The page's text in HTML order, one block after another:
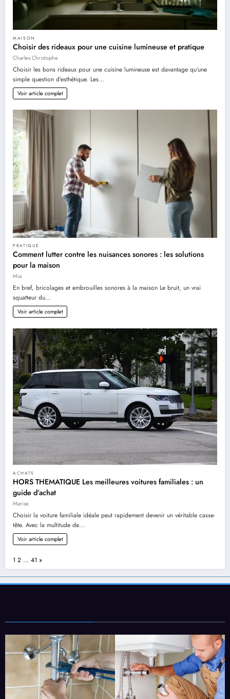
MAISON
Choisir des rideaux pour une cuisine lumineuse et pratique
Charles Christophe
Choisir les bons rideaux pour une cuisine lumineuse est davantage qu’une
simple question d’esthétique. Les…
Voir article complet
PRATIQUE
Comment lutter contre les nuisances sonores : les solutions
pour la maison
Mia
En bref, bricolages et embrouilles sonores à la maison Le bruit, un vrai
squatteur du…
Voir article complet
ACHATS
HORS THEMATIQUE Les meilleures voitures familiales : un
guide d’achat
Marise
Choisir la voiture familiale idéale peut rapidement devenir un véritable casse-
tête. Avec la multitude de…
Voir article complet
Page:
1 2 … 41 Next
»